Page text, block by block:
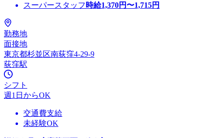
スーパースタッフ 時給1,370円〜1,715円
勤務地
面接地
東京都杉並区南荻窪4-29-9
荻窪駅
シフト
週1日からOK
交通費支給
未経験OK